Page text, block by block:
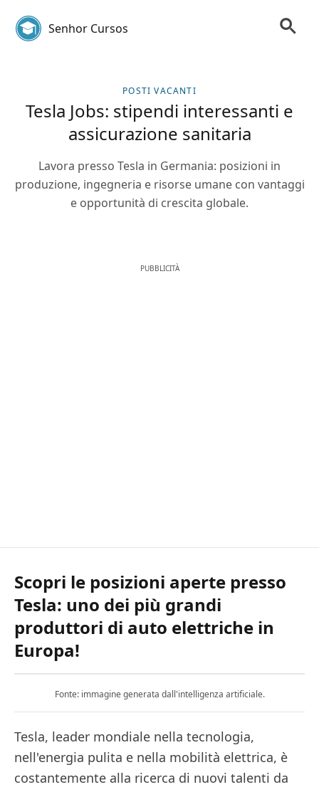
Senhor Cursos
POSTI VACANTI
Tesla Jobs: stipendi interessanti e
assicurazione sanitaria
Lavora presso Tesla in Germania: posizioni in
produzione, ingegneria e risorse umane con vantaggi
e opportunità di crescita globale.
PUBBLICITÀ
Scopri le posizioni aperte presso
Tesla: uno dei più grandi
produttori di auto elettriche in
Europa!
Fonte: immagine generata dall'intelligenza artificiale.
Tesla, leader mondiale nella tecnologia,
nell'energia pulita e nella mobilità elettrica, è
costantemente alla ricerca di nuovi talenti da